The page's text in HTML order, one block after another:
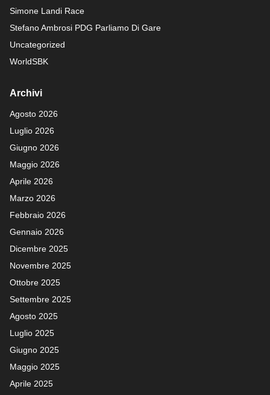
Simone Landi Race
Stefano Ambrosi PDG Parliamo Di Gare
Uncategorized
WorldSBK
Archivi
Agosto 2026
Luglio 2026
Giugno 2026
Maggio 2026
Aprile 2026
Marzo 2026
Febbraio 2026
Gennaio 2026
Dicembre 2025
Novembre 2025
Ottobre 2025
Settembre 2025
Agosto 2025
Luglio 2025
Giugno 2025
Maggio 2025
Aprile 2025